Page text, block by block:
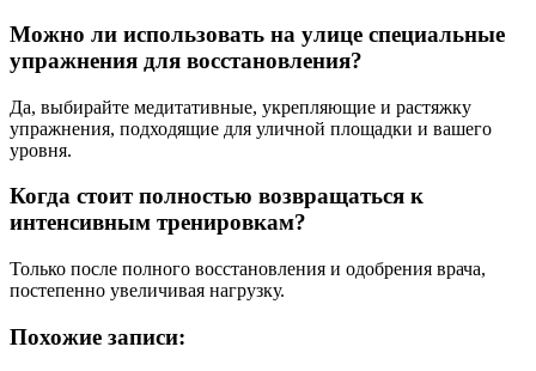
Можно ли использовать на улице специальные
упражнения для восстановления?
Да, выбирайте медитативные, укрепляющие и растяжку
упражнения, подходящие для уличной площадки и вашего
уровня.
Когда стоит полностью возвращаться к
интенсивным тренировкам?
Только после полного восстановления и одобрения врача,
постепенно увеличивая нагрузку.
Похожие записи: